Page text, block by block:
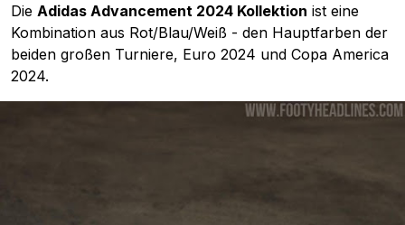
Die Adidas Advancement 2024 Kollektion ist eine
Kombination aus Rot/Blau/Weiß - den Hauptfarben der
beiden großen Turniere, Euro 2024 und Copa America
2024.